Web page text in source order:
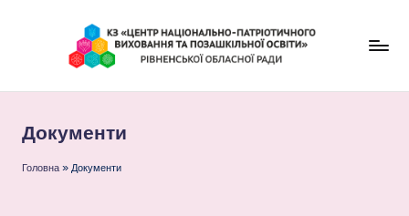
"
Ц
Документи
Головна » Документи